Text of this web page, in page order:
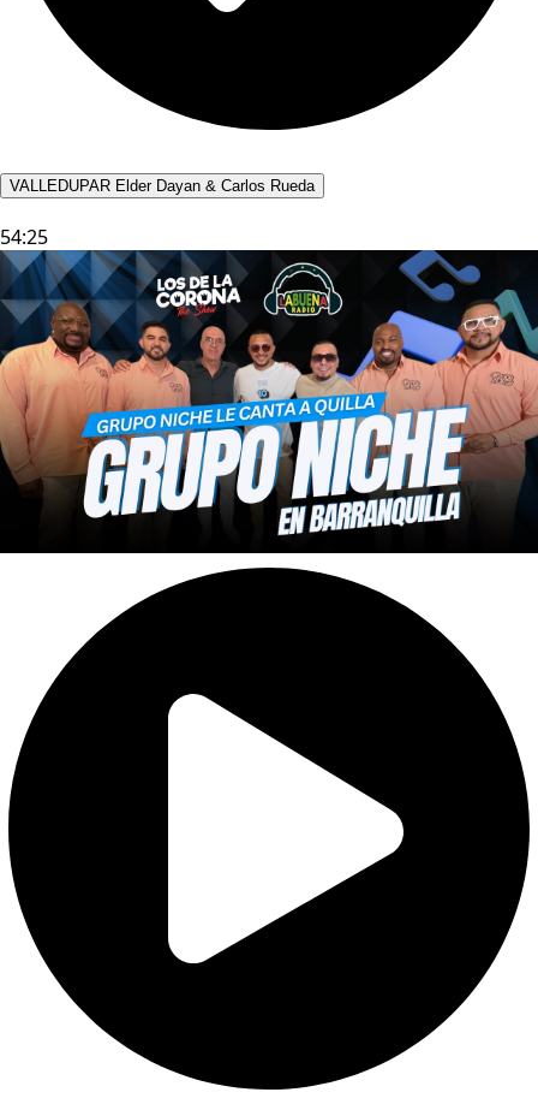
VALLEDUPAR Elder Dayan & Carlos Rueda
54:25